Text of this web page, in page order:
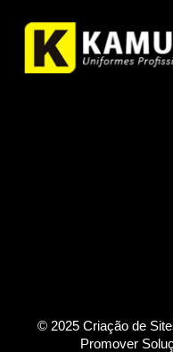
© 2025 Criação de
Promover